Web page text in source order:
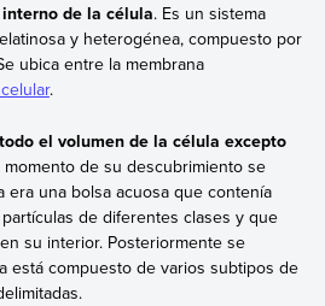
de la célula. Es un sistema
y heterogénea, compuesto por
ubica entre la membrana
.
el volumen de la célula excepto
momento de su descubrimiento se
era una bolsa acuosa que contenía
de diferentes clases y que
su interior. Posteriormente se
está compuesto de varios subtipos de